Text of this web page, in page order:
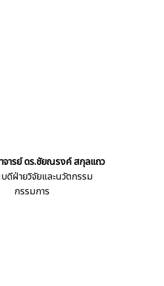
จารย์ ดร.ชัยณรงค์ สกุลแถว
ฝ่ายวิจัยและนวัตกรรม
กรรมการ